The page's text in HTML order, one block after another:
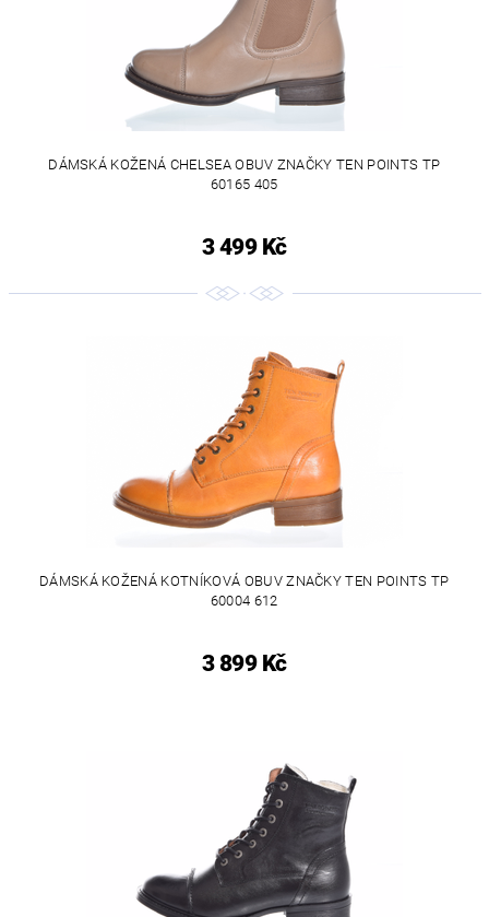
DÁMSKÁ KOŽENÁ CHELSEA OBUV ZNAČKY TEN POINTS TP
60165 405
3 499 Kč
DÁMSKÁ KOŽENÁ KOTNÍKOVÁ OBUV ZNAČKY TEN POINTS TP
60004 612
3 899 Kč